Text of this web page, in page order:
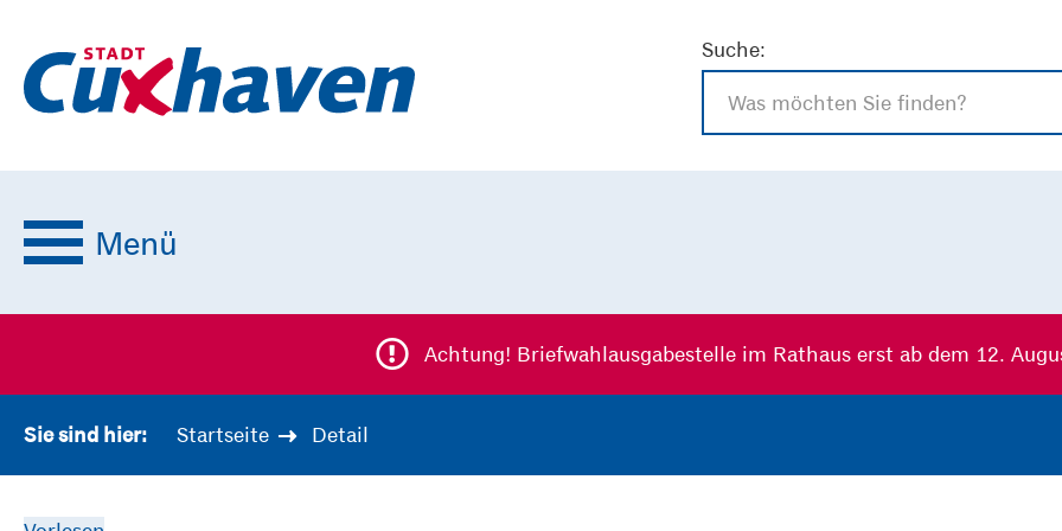
Suche:
Menü
Achtung! Briefwahlausgabestelle im Rathaus erst ab dem 12.
Sie sind hier: Startseite Detail